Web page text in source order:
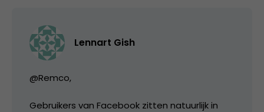
Lennart Gish
@Remco,
Gebruikers van Facebook zitten natuurlijk in